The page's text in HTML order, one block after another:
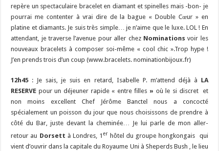
repère un spectaculaire bracelet en diamant et spinelles mais -bon- je
pourrai me contenter à vrai dire de la bague « Double Cœur » en
platine et diamants. Je suis très simple… je n’aime que le luxe. LOL ! En
attendant, je traverse l’avenue pour aller chez Nominations voir les
nouveaux bracelets à composer soi-même « cool chic ».Trop hype !
J’en prends trois d’un coup (www.bracelets. nominationbijoux.fr)
12h45 : Je sais, je suis en retard, Isabelle P. m’attend déjà à LA
RESERVE pour un déjeuner rapide « entre filles » où le si discret et
non moins excellent Chef Jérôme Banctel nous a concocté
spécialement un poisson du jour que nous choisissons de prendre à
côté du Bar, juste devant la cheminée… Je lui parle de mon aller-
retour au Dorsett à Londres, 1 er hôtel du groupe hongkongais qui
vient d’ouvrir dans la capitale du Royaume Uni à Sheperds Bush , le lieu